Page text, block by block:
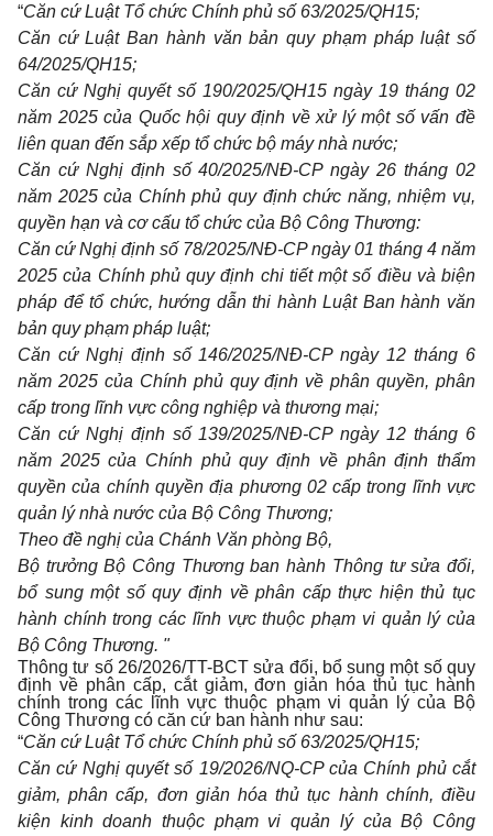
“Căn cứ Luật Tổ chức Chính phủ số 63/2025/QH15;
Căn cứ Luật Ban hành văn bản quy phạm pháp luật số
64/2025/QH15;
Căn cứ Nghị quyết số 190/2025/QH15 ngày 19 tháng 02
năm 2025 của Quốc hội quy định về xử lý một số vấn đề
liên quan đến sắp xếp tổ chức bộ máy nhà nước;
Căn cứ Nghị định số 40/2025/NĐ-CP ngày 26 tháng 02
năm 2025 của Chính phủ quy định chức năng, nhiệm vụ,
quyền hạn và cơ cấu tổ chức của Bộ Công Thương:
Căn cứ Nghị định số 78/2025/NĐ-CP ngày 01 tháng 4 năm
2025 của Chính phủ quy định chi tiết một số điều và biện
pháp để tổ chức, hướng dẫn thi hành Luật Ban hành văn
bản quy phạm pháp luật;
Căn cứ Nghị định số 146/2025/NĐ-CP ngày 12 tháng 6
năm 2025 của Chính phủ quy định về phân quyền, phân
cấp trong lĩnh vực công nghiệp và thương mại;
Căn cứ Nghị định số 139/2025/NĐ-CP ngày 12 tháng 6
năm 2025 của Chính phủ quy định về phân định thẩm
quyền của chính quyền địa phương 02 cấp trong lĩnh vực
quản lý nhà nước của Bộ Công Thương;
Theo đề nghị của Chánh Văn phòng Bộ,
Bộ trưởng Bộ Công Thương ban hành Thông tư sửa đổi,
bổ sung một số quy định về phân cấp thực hiện thủ tục
hành chính trong các lĩnh vực thuộc phạm vi quản lý của
Bộ Công Thương. "
Thông tư số 26/2026/TT-BCT sửa đổi, bổ sung một số quy
định về phân cấp, cắt giảm, đơn giản hóa thủ tục hành
chính trong các lĩnh vực thuộc phạm vi quản lý của Bộ
Công Thương có căn cứ ban hành như sau:
“Căn cứ Luật Tổ chức Chính phủ số 63/2025/QH15;
Căn cứ Nghị quyết số 19/2026/NQ-CP của Chính phủ cắt
giảm, phân cấp, đơn giản hóa thủ tục hành chính, điều
kiện kinh doanh thuộc phạm vi quản lý của Bộ Công